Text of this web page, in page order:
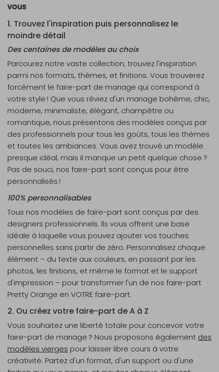
vous
1. Trouvez l'inspiration puis personnalisez le
moindre détail
Des centaines de modèles au choix
Parcourez notre vaste collection, trouvez l'inspiration
parmi nos formats, thèmes, et finitions. Vous trouverez
forcément le faire-part de mariage qui correspond à
votre style ! Que vous rêviez d'un mariage bohème, chic,
moderne, minimaliste, élégant, champêtre ou
romantique, nous présentons des modèles conçus par
des professionnels pour tous les goûts, tous les thèmes
et toutes les ambiances. Vous avez trouvé un modèle
presque idéal, mais il manque un petit quelque chose ?
Pas de souci, nos faire-part sont conçus pour être
personnalisés !
100% personnalisables
Tous nos modèles de faire-part sont conçus par des
designers professionnels. Ils vous offrent une base
idéale à laquelle vous pouvez ajouter vos touches
personnelles sans partir de zéro. Personnalisez chaque
élément – du texte aux couleurs, en passant par les
photos, les finitions, et même le format et le support
d'impression – pour transformer l'un de nos faire-part
Pretty Orange en VOTRE faire-part.
2. Ou créez votre faire-part de A à Z
Vous souhaitez une liberté totale pour concevoir votre
faire-part de mariage ? Nous proposons également des
modèles vierges pour laisser libre cours à votre
créativité. Partez d'un format, d'un support ou d'une